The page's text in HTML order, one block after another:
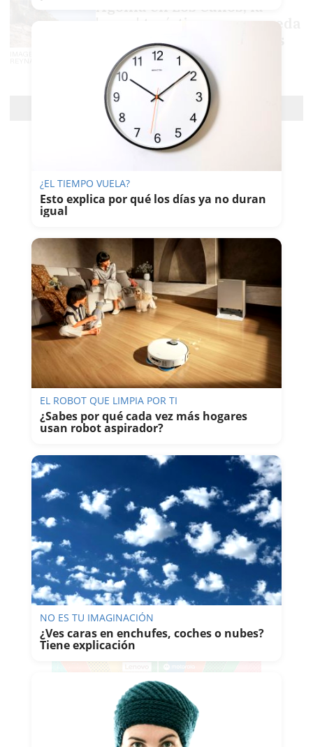
Agonía en Los Caños, la
'meca' turística que se queda
sin arena y a la que Costas
está "dejando morir"
FRANCISCO ROMERO
Cargar más
¿EL TIEMPO VUELA?
Esto explica por qué los días ya no duran
igual
EL ROBOT QUE LIMPIA POR TI
¿Sabes por qué cada vez más hogares
usan robot aspirador?
NO ES TU IMAGINACIÓN
¿Ves caras en enchufes, coches o nubes?
Tiene explicación